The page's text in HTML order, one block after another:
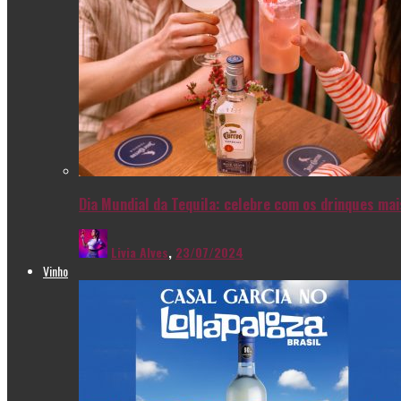
Dia Mundial da Tequila: celebre com os drinques
Livia Alves, 23/07/2024
Vinho